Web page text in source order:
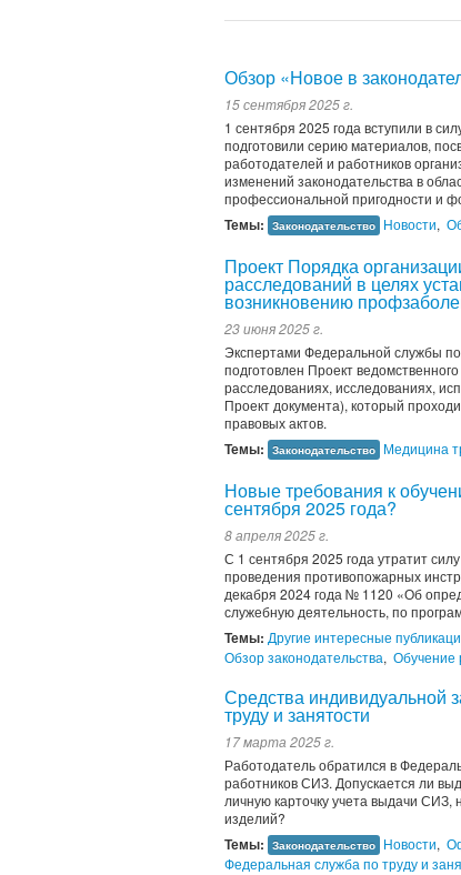
Обзор «Новое в
15 сентября 2025 г.
1 сентября 2025 года вступили в
подготовили серию материалов,
работодателей и работников
изменений законодательства в
профессиональной пригодности и
Темы: Законодательство Новости,
Проект Порядка
расследований в целях
возникновению
23 июня 2025 г.
Экспертами Федеральной службы
подготовлен Проект
расследованиях, исследованиях,
Проект документа), который
правовых актов.
Темы: Законодательство Медицина
Новые требования к
сентября 2025 года?
8 апреля 2025 г.
С 1 сентября 2025 года утратит
проведения противопожарных
декабря 2024 года № 1120 «Об
служебную деятельность, по
Темы: Другие интересные
Обзор законодательства, Обучение
Средства
труду и занятости
17 марта 2025 г.
Работодатель обратился в
работников СИЗ. Допускается ли
личную карточку учета выдачи
изделий?
Темы: Законодательство Новости,
Федеральная служба по труду и